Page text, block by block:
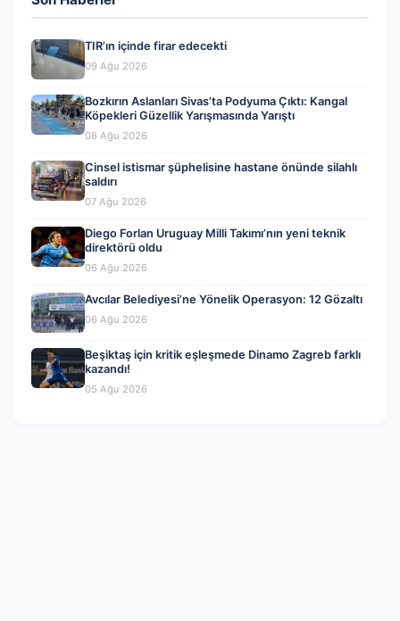
TIR’ın içinde firar edecekti
09 Ağu 2026
Bozkırın Aslanları Sivas’ta Podyuma Çıktı: Kangal
Köpekleri Güzellik Yarışmasında Yarıştı
08 Ağu 2026
Cinsel istismar şüphelisine hastane önünde silahlı
saldırı
07 Ağu 2026
Diego Forlan Uruguay Milli Takımı’nın yeni teknik
direktörü oldu
06 Ağu 2026
Avcılar Belediyesi’ne Yönelik Operasyon: 12 Gözaltı
06 Ağu 2026
Beşiktaş için kritik eşleşmede Dinamo Zagreb farklı
kazandı!
05 Ağu 2026